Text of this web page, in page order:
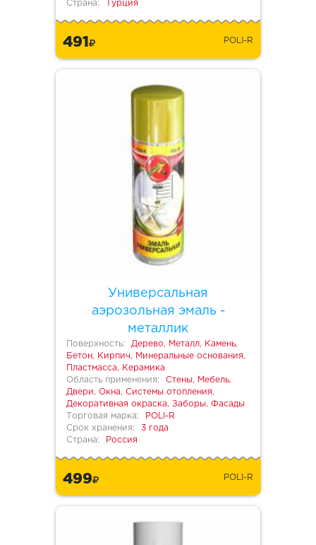
Страна: Турция
491 POLI-R
Универсальная
аэрозольная эмаль -
металлик
Поверхность:
Дерево, Металл, Камень,
Бетон, Кирпич, Минеральные основания,
Пластмасса, Керамика
Область применения:
Стены, Мебель,
Двери, Окна, Системы отопления,
Декоративная окраска, Заборы, Фасады
Торговая марка:
POLI-R
Срок хранения:
3 года
Страна:
Россия
499 POLI-R